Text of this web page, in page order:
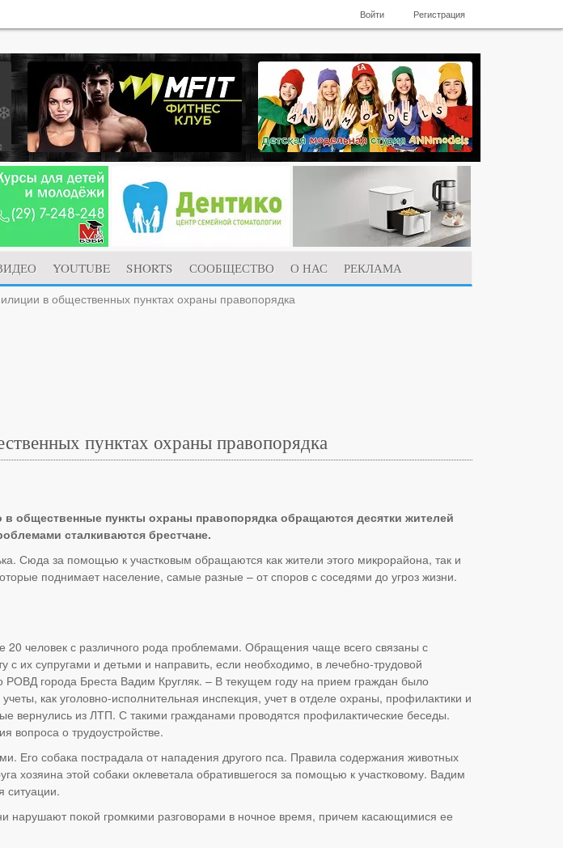
Войти Регистрация
YOUTUBE SHORTS СООБЩЕСТВО О НАС
РЕКЛАМА
в общественных пунктах охраны правопорядка
пунктах охраны правопорядка
общественные пункты охраны правопорядка обращаются десятки жителей
сталкиваются брестчане.
Сюда за помощью к участковым обращаются как жители этого микрорайона, так и
поднимает население, самые разные – от споров с соседями до угроз жизни.
человек с различного рода проблемами. Обращения чаще всего связаны с
их супругами и детьми и направить, если необходимо, в лечебно-трудовой
города Бреста Вадим Кругляк. – В текущем году на прием граждан было
как уголовно-исполнительная инспекция, учет в отделе охраны, профилактики и
вернулись из ЛТП. С такими гражданами проводятся профилактические беседы.
вопроса о трудоустройстве.
собака пострадала от нападения другого пса. Правила содержания животных
хозяина этой собаки оклеветала обратившегося за помощью к участковому. Вадим
ситуации.
покой громкими разговорами в ночное время, причем касающимися ее